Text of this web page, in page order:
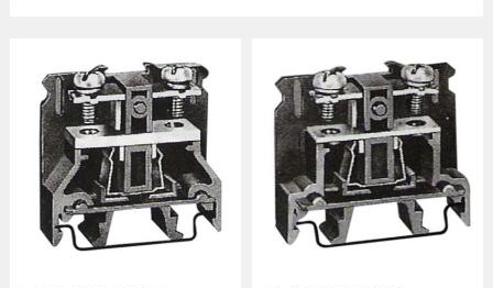
日式系列接线端子
导轨及其接线端子附件